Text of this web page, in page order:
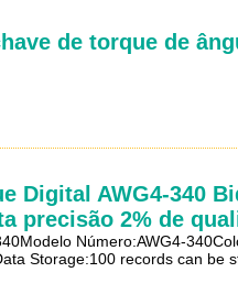
de torque de
Digital AWG4-340
precisão 2% de
Número:AWG4-
Storage:100 records can be